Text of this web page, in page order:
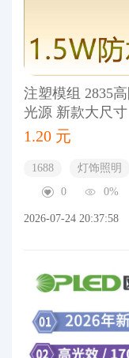
注塑模组 2835
光源 新款大尺寸
1.20 元
1688 灯饰照明
0
0%
2026-07-24 20:37:58